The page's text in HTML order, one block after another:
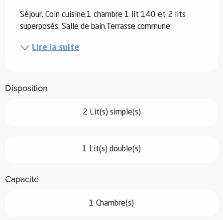
Séjour. Coin cuisine.1 chambre 1 lit 140 et 2 lits
superposés. Salle de bain.Terrasse commune
Lire la suite
Disposition
2 Lit(s) simple(s)
1 Lit(s) double(s)
Capacité
1 Chambre(s)